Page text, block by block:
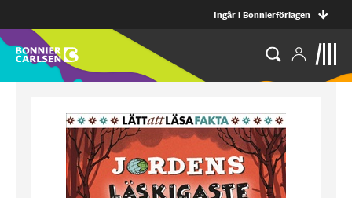
Ingår i Bonnierförlagen